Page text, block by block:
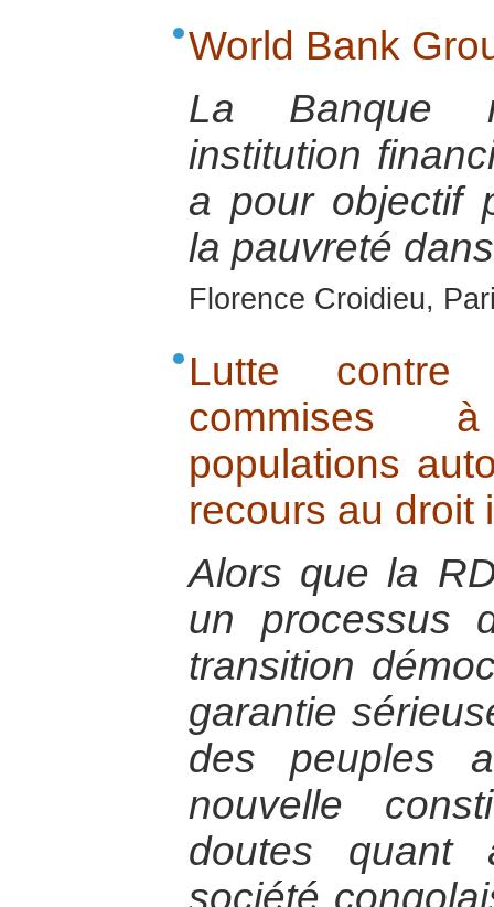
World Bank
La Banque
institution
a pour objectif
la pauvreté
Florence Croidieu,
Lutte contre
commises
populations
recours au droit
Alors que la
un processus
transition
garantie
des peuples
nouvelle
doutes quant
société